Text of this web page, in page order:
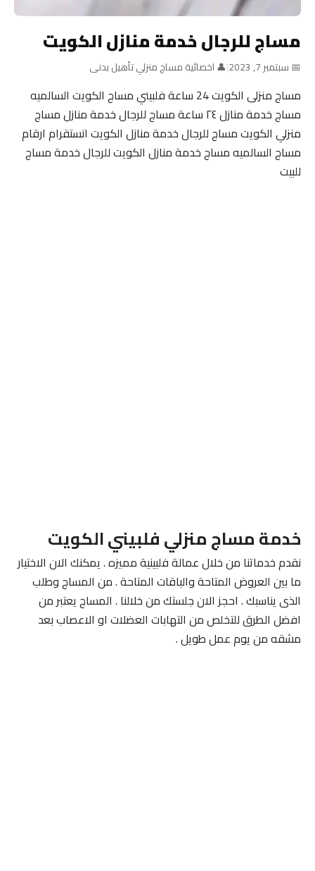
مساج للرجال خدمة منازل الكويت
📅 سبتمبر 7, 2023 |👤 اخصائية مساج منزلي تأهيل بدنى
مساج منزلى الكويت 24 ساعة فلبيني مساج الكويت السالميه
مساج خدمة منازل ٢٤ ساعة مساج للرجال خدمة منازل مساج
منزلي الكويت مساج للرجال خدمة منازل الكويت انستقرام ارقام
مساج السالميه مساج خدمة منازل الكويت للرجال خدمة مساج
للبيت
خدمة مساج منزلي فلبيني الكويت
نقدم خدماتنا من خلال عمالة فلبينية مميزه . يمكنك الان الاختيار
ما بين العروض المتاحة والباقات المتاحة . من المساج وطلب
الذى يناسبك . احجز الان جلستك من خلالنا . المساج يعتبر من
افضل الطرق للتخلص من التهابات العضلات او الاعصاب بعد
مشقه من يوم عمل طويل .